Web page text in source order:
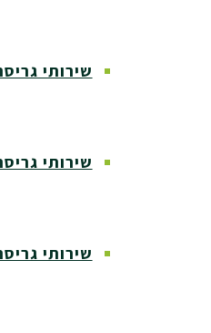
שירותי
שירותי
שירותי